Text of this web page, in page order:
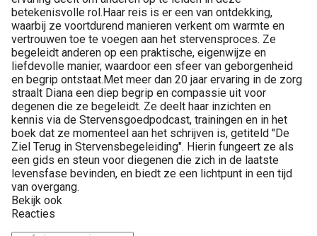
betekenisvolle rol.Haar reis is er een van ontdekking,
waarbij ze voortdurend manieren verkent om warmte en
vertrouwen toe te voegen aan het stervensproces. Ze
begeleidt anderen op een praktische, eigenwijze en
liefdevolle manier, waardoor een sfeer van geborgenheid
en begrip ontstaat.Met meer dan 20 jaar ervaring in de zorg
straalt Diana een diep begrip en compassie uit voor
degenen die ze begeleidt. Ze deelt haar inzichten en
kennis via de Stervensgoedpodcast, trainingen en in het
boek dat ze momenteel aan het schrijven is, getiteld "De
Ziel Terug in Stervensbegeleiding". Hierin fungeert ze als
een gids en steun voor diegenen die zich in de laatste
levensfase bevinden, en biedt ze een lichtpunt in een tijd
van overgang.
Bekijk ook
Reacties